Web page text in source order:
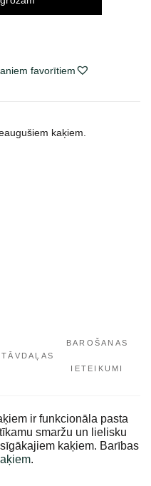
favorītiem
kaķiem.
BAROŠANAS
IETEIKUMI
ir funkcionāla pasta
smaržu un lielisku
kaķiem. Barības
.